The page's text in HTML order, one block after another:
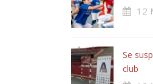
12
Se
club